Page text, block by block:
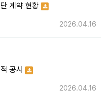
계약 현황
2026.04.16
공시
2026.04.16